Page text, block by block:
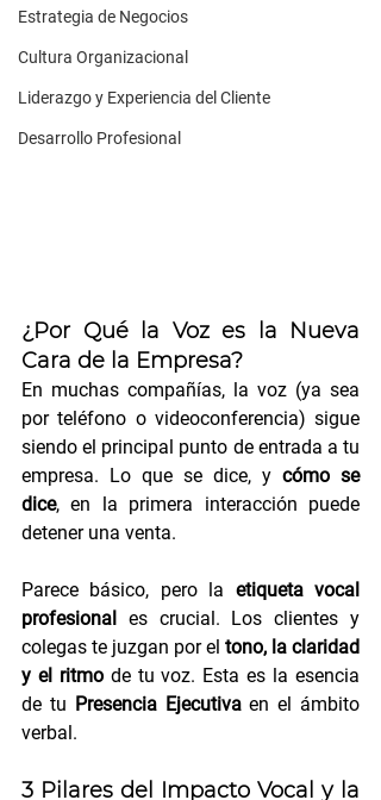
Estrategia de Negocios
Cultura Organizacional
Liderazgo y Experiencia del Cliente
Desarrollo Profesional
¿Por Qué la Voz es la Nueva
Cara de la Empresa?
En muchas compañías, la voz (ya sea
por teléfono o videoconferencia) sigue
siendo el principal punto de entrada a tu
empresa. Lo que se dice, y cómo se
dice, en la primera interacción puede
detener una venta.
Parece básico, pero la etiqueta vocal
profesional es crucial. Los clientes y
colegas te juzgan por el tono, la claridad
y el ritmo de tu voz. Esta es la esencia
de tu Presencia Ejecutiva en el ámbito
verbal.
3 Pilares del Impacto Vocal y la